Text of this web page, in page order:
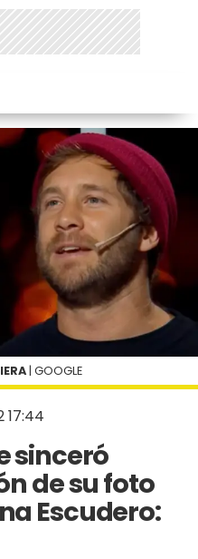
sinceró
de su foto
Escudero:
| GOOGLE